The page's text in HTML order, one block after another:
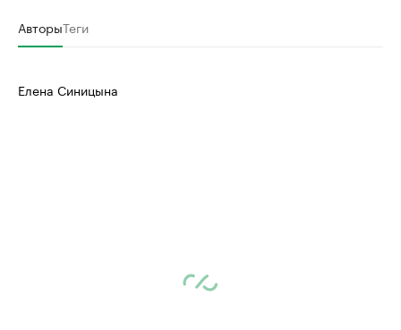
АвторыТеги
Елена Синицына